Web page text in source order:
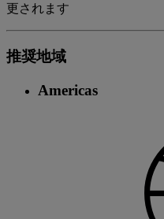
更されます
推奨地域
Americas